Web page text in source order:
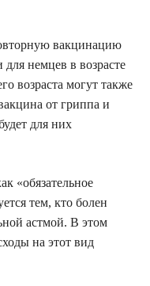
вакцинацию
немцев в возрасте
возраста могут также
от гриппа и
для них
«обязательное
тем, кто болен
астмой. В этом
на этот вид